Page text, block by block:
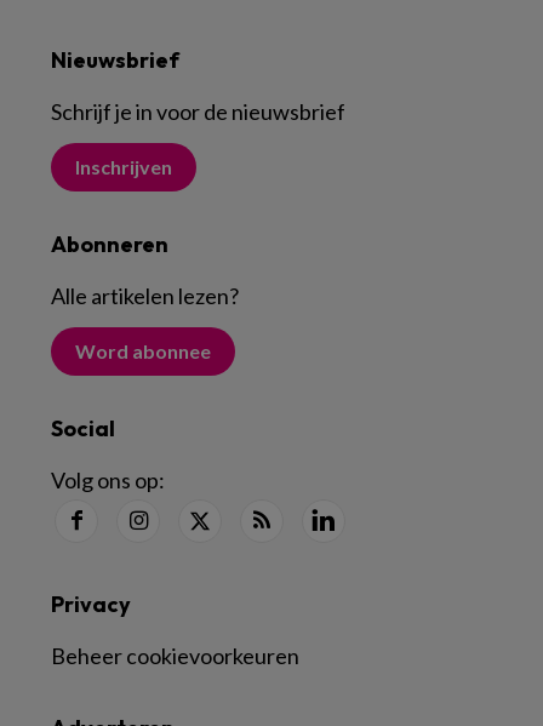
Nieuwsbrief
Schrijf je in voor de nieuwsbrief
Inschrijven
Abonneren
Alle artikelen lezen?
Word abonnee
Social
Volg ons op:
Privacy
Beheer cookievoorkeuren